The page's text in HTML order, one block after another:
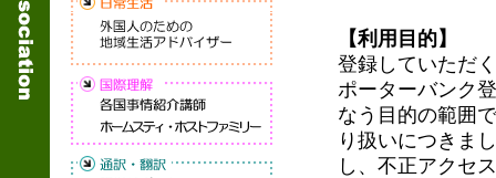
【利用目的】
登録していただ
ポーターバンク
なう目的の範囲
り扱いにつきま
し、不正アクセ